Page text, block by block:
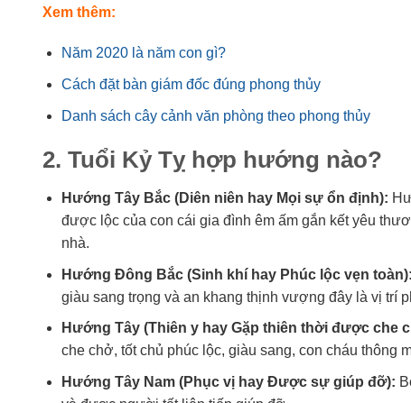
Xem thêm:
Năm 2020 là năm con gì?
Cách đặt bàn giám đốc đúng phong thủy
Danh sách cây cảnh văn phòng theo phong thủy
2. Tuổi Kỷ Tỵ hợp hướng nào?
Hướng Tây Bắc (Diên niên hay Mọi sự ổn định):
được lộc của con cái gia đình êm ấm gắn kết yêu
nhà.
Hướng Đông Bắc (Sinh khí hay Phúc lộc vẹn toàn):
giàu sang trọng và an khang thịnh vượng đây là vị trí
Hướng Tây (Thiên y hay Gặp thiên thời được che
che chở, tốt chủ phúc lộc, giàu sang, con cháu thông
Hướng Tây Nam (Phục vị hay Được sự giúp đỡ):